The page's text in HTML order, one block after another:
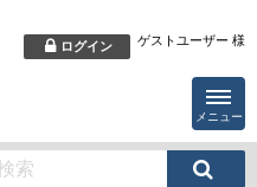
ログイン ゲストユーザー 様
メニュー